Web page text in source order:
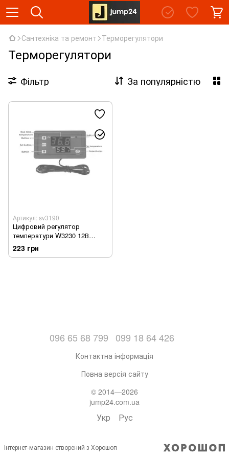
Сантехніка та ремонт Терморегулятори
Терморегулятори
Фільтр За популярністю
Артикул: sv3190
Цифровий регулятор
температури W3230 12В
термостат регулятор
опалення та охолодження
223 грн
096 65 68 799 099 18 64 426
Контактна інформація
Повна версія сайту
© 2014—2026
jump24.com.ua
Укр Рус
Інтернет-магазин створений з Хорошоп